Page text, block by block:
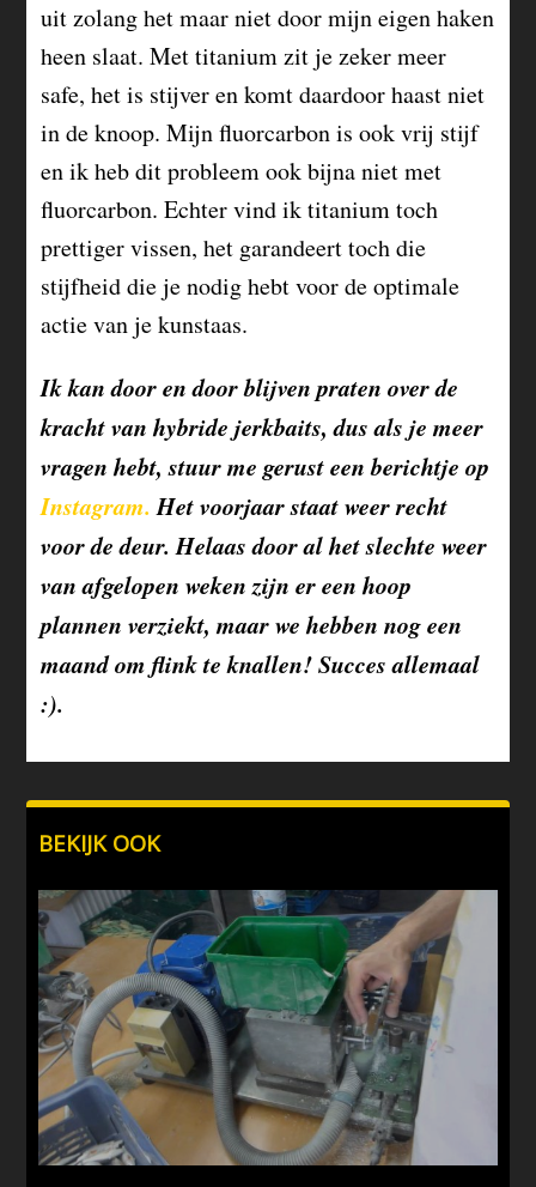
uit zolang het maar niet door mijn eigen haken
heen slaat. Met titanium zit je zeker meer
safe, het is stijver en komt daardoor haast niet
in de knoop. Mijn fluorcarbon is ook vrij stijf
en ik heb dit probleem ook bijna niet met
fluorcarbon. Echter vind ik titanium toch
prettiger vissen, het garandeert toch die
stijfheid die je nodig hebt voor de optimale
actie van je kunstaas.
Ik kan door en door blijven praten over de
kracht van hybride jerkbaits, dus als je meer
vragen hebt, stuur me gerust een berichtje op
Instagram. Het voorjaar staat weer recht
voor de deur. Helaas door al het slechte weer
van afgelopen weken zijn er een hoop
plannen verziekt, maar we hebben nog een
maand om flink te knallen! Succes allemaal
:).
BEKIJK OOK